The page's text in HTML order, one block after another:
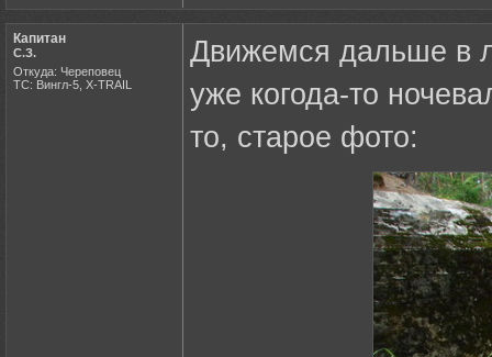
Капитан
С.З.
Откуда: Череповец
ТС: Вингл-5, X-TRAIL
Движемся дальше в
уже когода-то
то, старое фото: